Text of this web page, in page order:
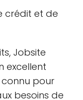
crédit et de
Jobsite
excellent
connu pour
besoins de